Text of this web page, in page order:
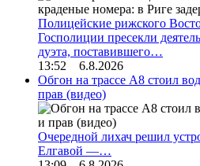
Полицейские рижского
Госполиции пресекли
дуэта, поставившего…
13:52 6.8.2026
Обгон на трассе А8 стоил
прав (видео)
Очередной лихач решил
Елгавой —…